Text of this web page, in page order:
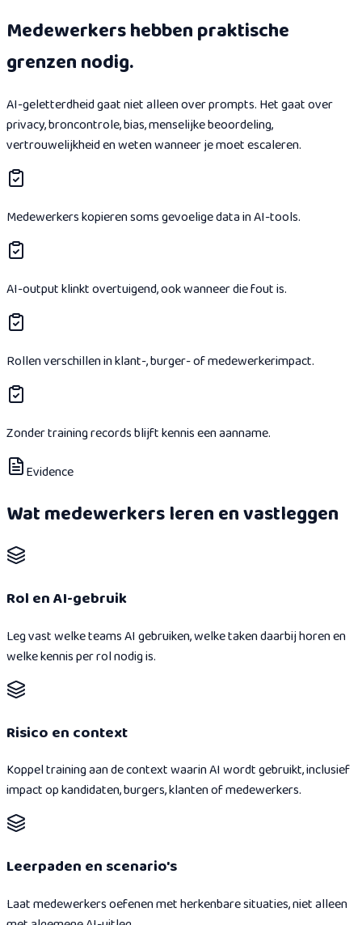
Medewerkers hebben praktische
grenzen nodig.
AI-geletterdheid gaat niet alleen over prompts. Het gaat over
privacy, broncontrole, bias, menselijke beoordeling,
vertrouwelijkheid en weten wanneer je moet escaleren.
Medewerkers kopieren soms gevoelige data in AI-tools.
AI-output klinkt overtuigend, ook wanneer die fout is.
Rollen verschillen in klant-, burger- of medewerkerimpact.
Zonder training records blijft kennis een aanname.
Evidence
Wat medewerkers leren en vastleggen
Rol en AI-gebruik
Leg vast welke teams AI gebruiken, welke taken daarbij horen en
welke kennis per rol nodig is.
Risico en context
Koppel training aan de context waarin AI wordt gebruikt, inclusief
impact op kandidaten, burgers, klanten of medewerkers.
Leerpaden en scenario's
Laat medewerkers oefenen met herkenbare situaties, niet alleen